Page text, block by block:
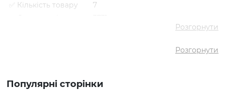
Популярні сторінки
✅ Кількість товару
7
товар
- 4079 грн
Розгорнути
Розгорнути